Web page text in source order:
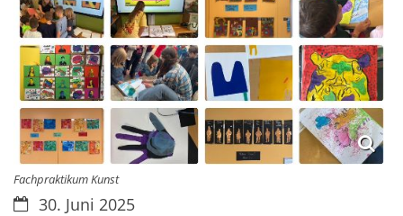
Fachpraktikum Kunst
Datum:
30. Juni 2025